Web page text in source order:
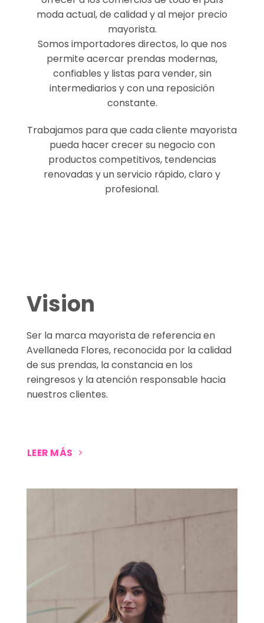
moda actual, de calidad y al mejor precio
mayorista.
Somos importadores directos, lo que nos
permite acercar prendas modernas,
confiables y listas para vender, sin
intermediarios y con una reposición
constante.
Trabajamos para que cada cliente mayorista
pueda hacer crecer su negocio con
productos competitivos, tendencias
renovadas y un servicio rápido, claro y
profesional.
Vision
Ser la marca mayorista de referencia en
Avellaneda Flores, reconocida por la calidad
de sus prendas, la constancia en los
reingresos y la atención responsable hacia
nuestros clientes.
LEER MÁS